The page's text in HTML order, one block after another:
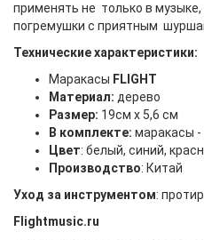
применять не только в музыке,
погремушки с приятным
Технические характеристики:
Маракасы FLIGHT
Материал: дерево
Размер: 19см х 5,6 см
В комплекте: маракасы -
Цвет: белый, синий,
Производство: Китай
Уход за инструментом:
Flightmusic.ru